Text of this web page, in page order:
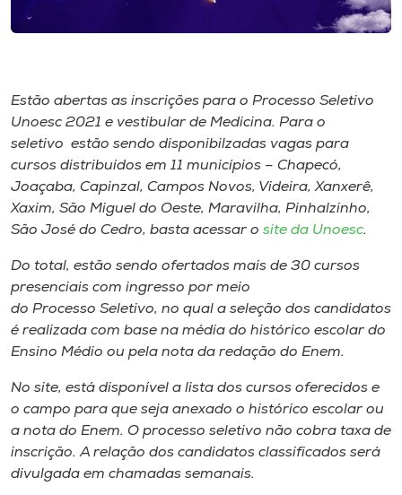
Selecione
o idioma
A+
Estão abertas as inscrições para o Processo Seletivo
Unoesc 2021 e vestibular de Medicina. Para o
seletivo estão sendo disponibilzadas vagas para
cursos distribuídos em 11 municípios – Chapecó,
Joaçaba, Capinzal, Campos Novos, Videira, Xanxerê,
Xaxim, São Miguel do Oeste, Maravilha, Pinhalzinho,
São José do Cedro, basta acessar o site da Unoesc.
Do total, estão sendo ofertados mais de 30 cursos
presenciais com ingresso por meio
do Processo Seletivo, no qual a seleção dos candidatos
é realizada com base na média do histórico escolar do
Ensino Médio ou pela nota da redação do Enem.
No site, está disponível a lista dos cursos oferecidos e
o campo para que seja anexado o histórico escolar ou
a nota do Enem. O processo seletivo não cobra taxa de
inscrição. A relação dos candidatos classificados será
divulgada em chamadas semanais.